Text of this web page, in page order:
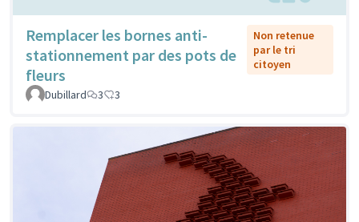
Remplacer les bornes anti-
stationnement par des pots de
fleurs
Non retenue
par le tri
citoyen
Dubillard 3 3